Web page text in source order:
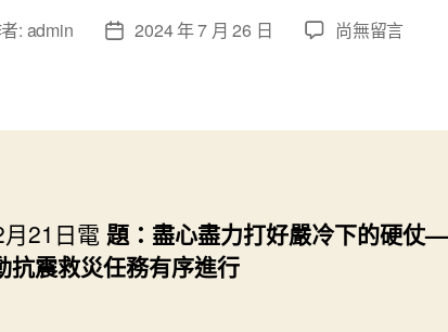
: admin
文
日
2024 年 7 月 26 日
在
6
網.2
尚無留言
21日電 題：盡心盡力打好嚴冷下的硬
抗震救災任務有序進行